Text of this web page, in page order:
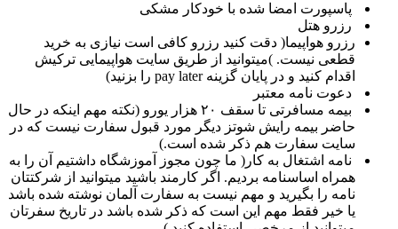
پاسپورت امضا شده با خودکار مشکی
رزرو هتل
رزرو هواپیما( دقت کنید رزرو کافی است نیازی به خرید
قطعی نیست. )میتوانید از طریق سایت هواپیمایی ترکیش
اقدام کنید و در پایان گزینه pay later را بزنید)
دعوت نامه معتبر
بیمه مسافرتی تا سقف ۲۰ هزار یورو (نکته مهم اینکه در حال
حاضر بیمه رایش شوتز دیگر مورد قبول سفارت نیست که در
سایت سفارت هم ذکر شده است.)
نامه اشتغال به کار( ما چون مجوز آموزشگاه داشتیم آن را به
همراه اساسنامه بردیم. اگر کارمند باشید میتوانید از شرکتتان
نامه را بگیرید و مهم نیست به سفارت آلمان نوشته شده باشد
یا خیر فقط مهم این است که ذکر شده باشد در تاریخ سفرتان